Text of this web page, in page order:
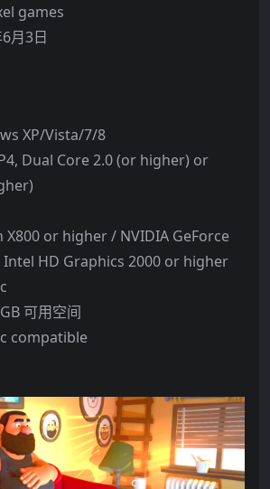
games
月3日
XP/Vista/7/8
Dual Core 2.0 (or higher) or
X800 or higher / NVIDIA GeForce
HD Graphics 2000 or higher
可用空间
compatible